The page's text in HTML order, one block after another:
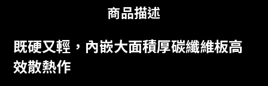
商品描述
既硬又輕，內嵌大面積厚碳纖維板高
效散熱作